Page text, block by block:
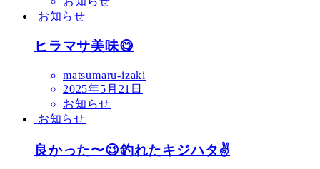
お知らせ
ヒラマサ美味😋
matsumaru-izaki
2025年5月21日
お知らせ
お知らせ
良かった〜😉釣れたキジハタ✌️